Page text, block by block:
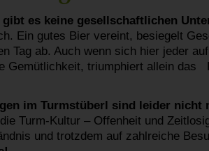
es keine gesellschaftlichen
Ein gutes Bier vereint, besiegelt
Tag ab. Auch wenn sich hier jeder
Gemütlichkeit, triumphiert allein das
im Turmstüberl sind leider nicht
Turm-Kultur – Offenheit und
und trotzdem auf zahlreiche